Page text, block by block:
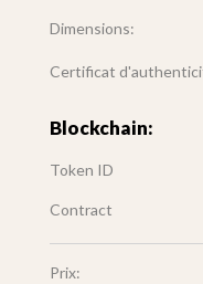
Dimensions:
Certificat
Blockchain:
Token ID
Contract
Prix: